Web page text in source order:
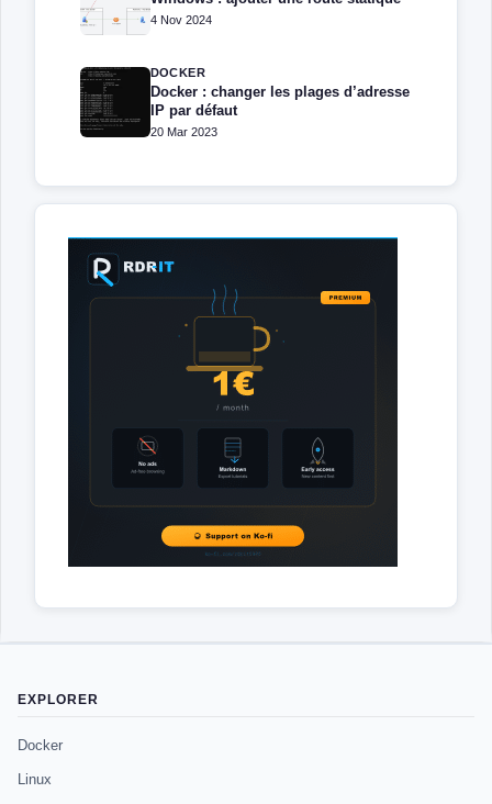
4 Nov 2024
DOCKER
Docker : changer les plages d’adresse
IP par défaut
20 Mar 2023
EXPLORER
Docker
Linux